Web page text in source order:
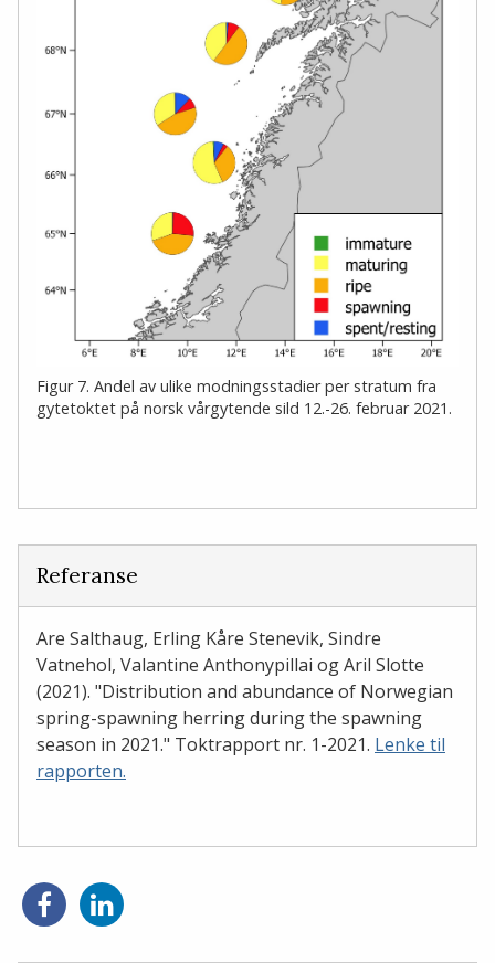
Figur 7. Andel av ulike modningsstadier per stratum fra
gytetoktet på norsk vårgytende sild 12.-26. februar 2021.
Referanse
Are Salthaug, Erling Kåre Stenevik, Sindre
Vatnehol, Valantine Anthonypillai og Aril Slotte
(2021). "Distribution and abundance of Norwegian
spring-spawning herring during the spawning
season in 2021." Toktrapport nr. 1-2021. Lenke til
rapporten.
Del
på
Del
på